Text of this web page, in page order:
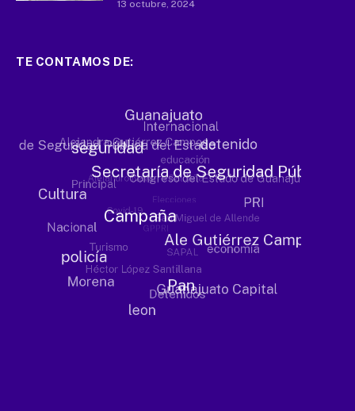
13 octubre, 2024
TE CONTAMOS DE: